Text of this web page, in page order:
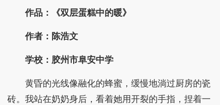
作品：《双层蛋糕中的暖》
作者：陈浩文
学校：胶州市阜安中学
黄昏的光线像融化的蜂蜜，缓慢地淌过厨房的瓷
砖。我站在奶奶身后，看着她用开裂的手指，捏着一